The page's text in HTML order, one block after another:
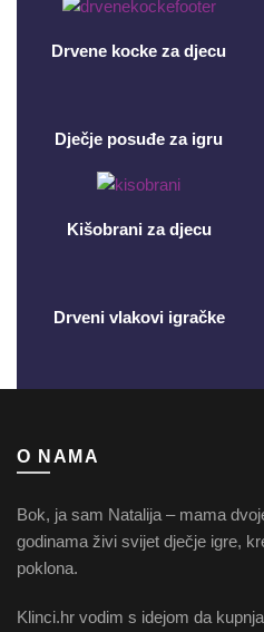
Drvene kocke za djecu
Dječje posuđe za igru
Kišobrani za djecu
Drveni vlakovi igračke
O NAMA
Bok, ja sam Natalija – mama
godinama živi svijet dječje igre,
poklona.
Klinci.hr vodim s idejom da